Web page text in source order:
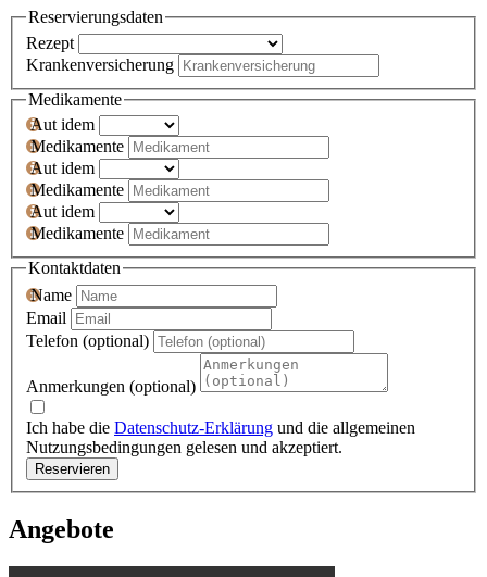
Reservierungsdaten
Rezept
Krankenversicherung
Medikamente
Aut idem
Medikamente
Aut idem
Medikamente
Aut idem
Medikamente
Kontaktdaten
Name
Email
Telefon (optional)
Anmerkungen (optional)
Ich habe die Datenschutz-Erklärung und die allgemeinen
Nutzungsbedingungen gelesen und akzeptiert.
Reservieren
Angebote